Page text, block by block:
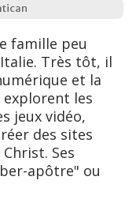
Très tôt, il
et la
explorent les
jeux vidéo,
des sites
Ses
apôtre" ou